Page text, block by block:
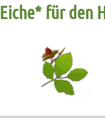
Eiche* für den